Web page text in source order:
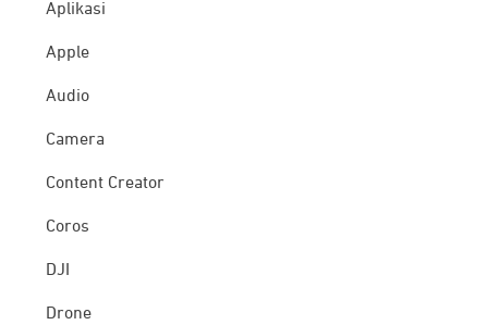
Aplikasi
Apple
Audio
Camera
Content Creator
Coros
DJI
Drone